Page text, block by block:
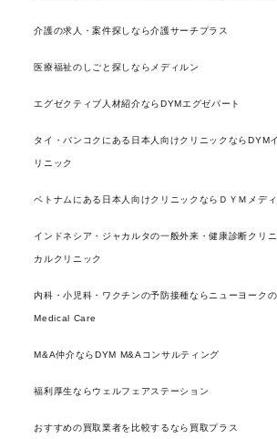
介護の求人・案件探しなら介護サーチプラス
医療福祉のしごと探しならメディルン
エグゼクティブ人材紹介ならDYMエグゼパート
タイ・バンコクにある日本人向けクリニックならDYM
リニック
ベトナムにある日本人向けクリニックならＤＹＭメデ
インドネシア・ジャカルタの一般外来・健康診断クリ
カルクリニック
内科・小児科・ワクチンの予防接種ならニューヨーク
Medical Care
M&A仲介ならDYM M&Aコンサルティング
福利厚生ならウェルフェアステーション
おすすめの買取業者を比較するなら買取プラス